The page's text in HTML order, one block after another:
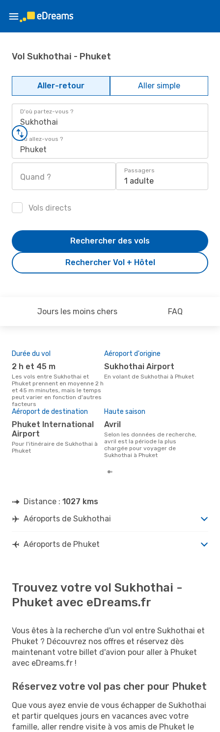
Vol Sukhothai - Phuket
Aller-retour Aller simple
D'où partez-vous ?
Sukhothai
Où allez-vous ?
Phuket
Quand ?
Passagers
1 adulte
Vols directs
Rechercher Vol + Hôtel
Rechercher des vols
Jours les moins chers FAQ
Durée du vol
2 h et 45 m
Les vols entre Sukhothai et
Phuket prennent en moyenne 2 h
et 45 m minutes, mais le temps
peut varier en fonction d'autres
facteurs
Aéroport d'origine
Sukhothai Airport
En volant de Sukhothai à Phuket
Aéroport de destination
Phuket International
Airport
Pour l'itinéraire de Sukhothai à
Phuket
Haute saison
avril
Selon les données de recherche,
avril est la période la plus
chargée pour voyager de
Sukhothai à Phuket
Distance : 1027 kms
Aéroports de Sukhothai
Aéroports de Phuket
Trouvez votre vol Sukhothai -
Phuket avec eDreams.fr
Vous êtes à la recherche d'un vol entre Sukhothai et
Phuket ? Découvrez nos offres et réservez dès
maintenant votre billet d'avion pour aller à Phuket
avec eDreams.fr !
Réservez votre vol pas cher pour Phuket
Que vous ayez envie de vous échapper de Sukhothai
et partir quelques jours en vacances avec votre
famille, aller rendre visite à vos amis de Phuket le